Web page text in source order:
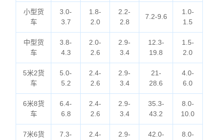
小型货
车
3.0-
3.7
1.8-
2.0
2.2-
2.8
7.2-9.6
1.0-
1.5
中型货
车
3.8-
4.3
2.0-
2.6
2.9-
3.4
12.3-
19.8
1.5-
2.0
5米2货
车
5.0-
5.2
2.4-
2.6
2.9-
3.4
21-
28.6
4.0-
6.0
6米8货
车
6.4-
6.8
2.4-
2.6
2.9-
3.4
35.3-
43.2
8.0-
10.0
7米6货
7.3-
2.4-
2.9-
42.0-
8.0-